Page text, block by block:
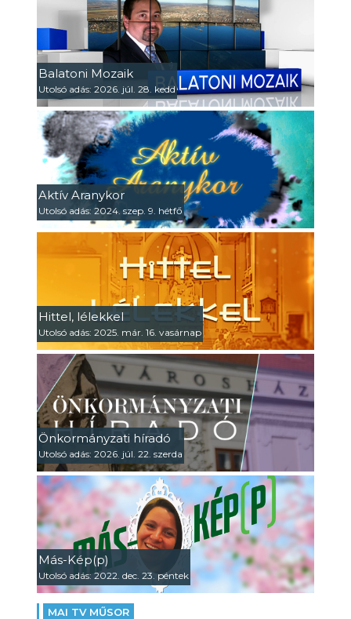
Balatoni Mozaik
Utolsó adás: 2026. júl. 28. kedd
Aktív Aranykor
Utolsó adás: 2024. szep. 9. hétfő
Hittel, lélekkel
Utolsó adás: 2025. már. 16. vasárnap
Önkormányzati híradó
Utolsó adás: 2026. júl. 22. szerda
Más-Kép(p)
Utolsó adás: 2022. dec. 23. péntek
MAI TV MŰSOR